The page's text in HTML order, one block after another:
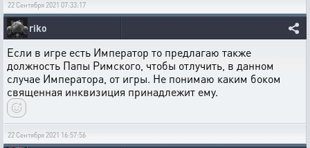
22 Сентября 2021 07:33:17
riko
Если в игре есть Император то предлагаю также
должность Папы Римского, чтобы отлучить, в данном
случае Императора, от игры. Не понимаю каким боком
священная инквизиция принадлежит ему.
22 Сентября 2021 16:57:56